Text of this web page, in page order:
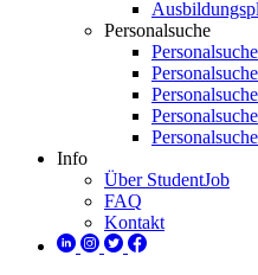
Personalsuche
Info
Über StudentJob
FAQ
Kontakt